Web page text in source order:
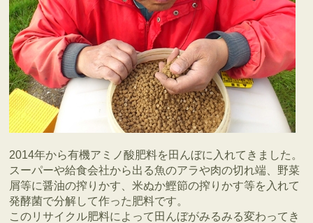
2014年から有機アミノ酸肥料を田んぼに入れてきました。
スーパーや給食会社から出る魚のアラや肉の切れ端、野菜
屑等に醤油の搾りかす、米ぬか鰹節の搾りかす等を入れて
発酵菌で分解して作った肥料です。
このリサイクル肥料によって田んぼがみるみる変わってき